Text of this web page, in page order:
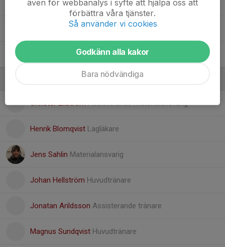
77. Albin Mjösberg
84. Jimmy Andersson
91. Anton Kellman
Christer EkströmAssisterande materialansvarig
Henrik Blomqvist Lagläkare
Jens Sahlin Materialansvarig
Johan Hellström Huvudtränare
Jonatan Arildsson Assisterande tränare
Magnus Sundqvist Huvudtränare
även för webbanalys i syfte att hjälpa oss att
förbättra våra tjänster.
Så använder vi cookies
Godkänn alla kakor
Bara nödvändiga